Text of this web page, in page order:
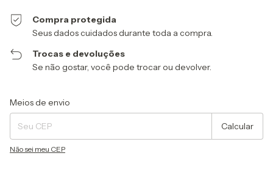
Compra protegida
Seus dados cuidados durante toda a compra.
Trocas e devoluções
Se não gostar, você pode trocar ou devolver.
Entregas para o CEP:
Meios de envio
Calcular
Não sei meu CEP